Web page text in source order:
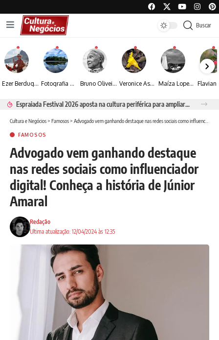
Buscar
Ezer Berdugo transforma experiências multiculturais e memórias em narrativas visuais por meio da fotografia Fotografia de Fátima Carlini transforma paisagens naturais em experiências de contemplação Bruno Oliveira retrata o cotidiano urbano por meio da fotografia em preto e branco Veronice Assini Saes transforma a natureza em fotografias marcadas pela sensibilidade Maíza Lopes transforma cultura popular baiana em narrativas fotográficas
Espraiada Festival 2026 aposta na cultura periférica para ampliar oportunidades na zona sul
Cultura e Negócios> Famosos> Advogado vem ganhando destaque nas redes sociais como influenciador digital! Conheça a história de Júnior Amaral
FAMOSOS
Advogado vem ganhando destaque
nas redes sociais como influenciador
digital! Conheça a história de Júnior
Amaral
Ultima atualização: 12/04/2024 às 12:35
Redação